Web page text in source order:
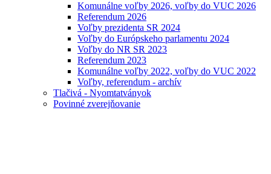
Komunálne voľby 2026, voľby do VUC 2026
Referendum 2026
Voľby prezidenta SR 2024
Voľby do Európskeho parlamentu 2024
Voľby do NR SR 2023
Referendum 2023
Komunálne voľby 2022, voľby do VUC 2022
Voľby, referendum - archív
Tlačivá - Nyomtatványok
Povinné zverejňovanie